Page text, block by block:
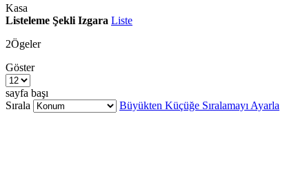
Kasa
Listeleme Şekli Izgara Liste
2Ögeler
Göster
sayfa başı
Sırala
Büyükten Küçüğe Sıralamayı Ayarla